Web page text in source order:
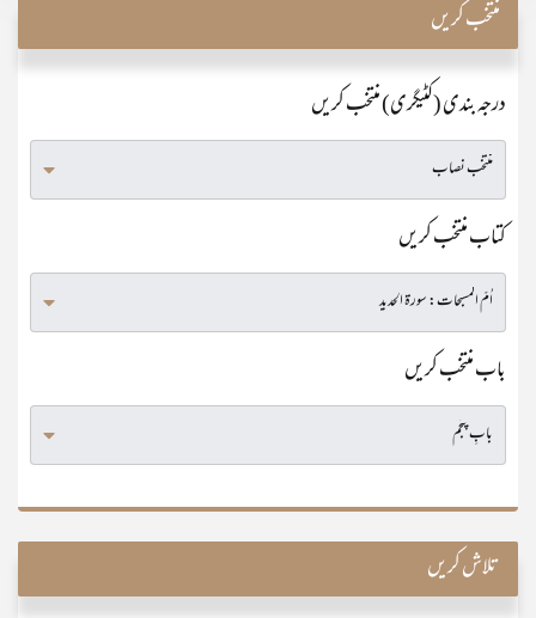
منتخب کریں
درجہ بندی (کٹیگری) منتخب کریں
کتاب منتخب کریں
باب منتخب کریں
تلاش کریں